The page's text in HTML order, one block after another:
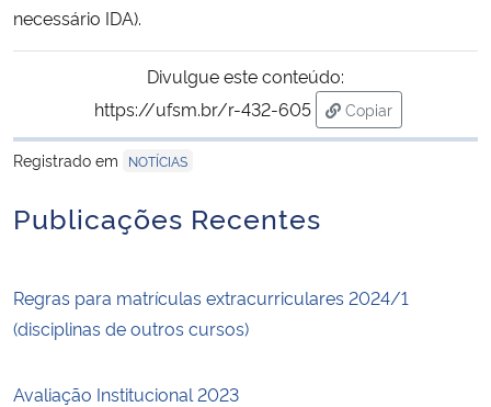
Ministério do Desenvolvimento Regional
Controladoria-Geral da União
Ministério da Mulher, da Família e dos Direitos Humanos
Gabinete de Segurança Institucional
necessário IDA).
Divulgue este conteúdo:
https://ufsm.br/r-432-605
Copiar
para área de
Registrado em
NOTÍCIAS
Publicações Recentes
Regras para matrículas extracurriculares 2024/1
(disciplinas de outros cursos)
Avaliação Institucional 2023